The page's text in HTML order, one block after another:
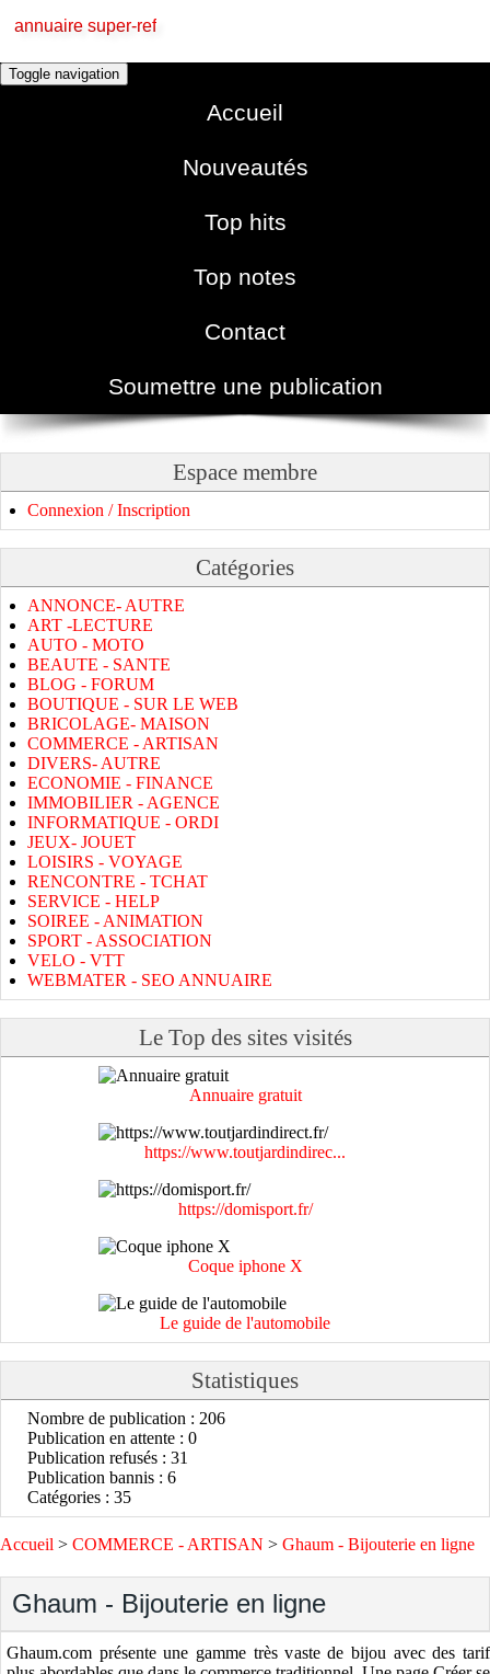
annuaire super-ref
Toggle navigation
Accueil
Nouveautés
Top hits
Top notes
Contact
Soumettre une publication
Espace membre
Connexion / Inscription
Catégories
ANNONCE- AUTRE
ART -LECTURE
AUTO - MOTO
BEAUTE - SANTE
BLOG - FORUM
BOUTIQUE - SUR LE WEB
BRICOLAGE- MAISON
COMMERCE - ARTISAN
DIVERS- AUTRE
ECONOMIE - FINANCE
IMMOBILIER - AGENCE
INFORMATIQUE - ORDI
JEUX- JOUET
LOISIRS - VOYAGE
RENCONTRE - TCHAT
SERVICE - HELP
SOIREE - ANIMATION
SPORT - ASSOCIATION
VELO - VTT
WEBMATER - SEO ANNUAIRE
Le Top des sites visités
Annuaire gratuit
https://www.toutjardindirec...
https://domisport.fr/
Coque iphone X
Le guide de l'automobile
Statistiques
Nombre de publication : 206
Publication en attente : 0
Publication refusés : 31
Publication bannis : 6
Catégories : 35
Accueil > COMMERCE - ARTISAN > Ghaum - Bijouterie en ligne
Ghaum - Bijouterie en ligne
Ghaum.com présente une gamme très vaste de bijou avec des